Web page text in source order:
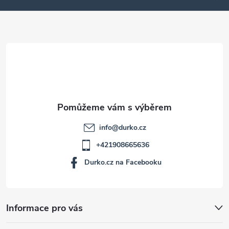
a
Informace pro vás
info@durko.cz
+421908665636
Durko.cz na Facebooku